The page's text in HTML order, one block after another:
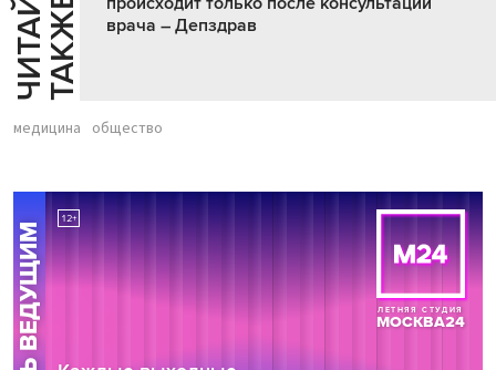
Й
Е
врача – Депздрав
медицина общество